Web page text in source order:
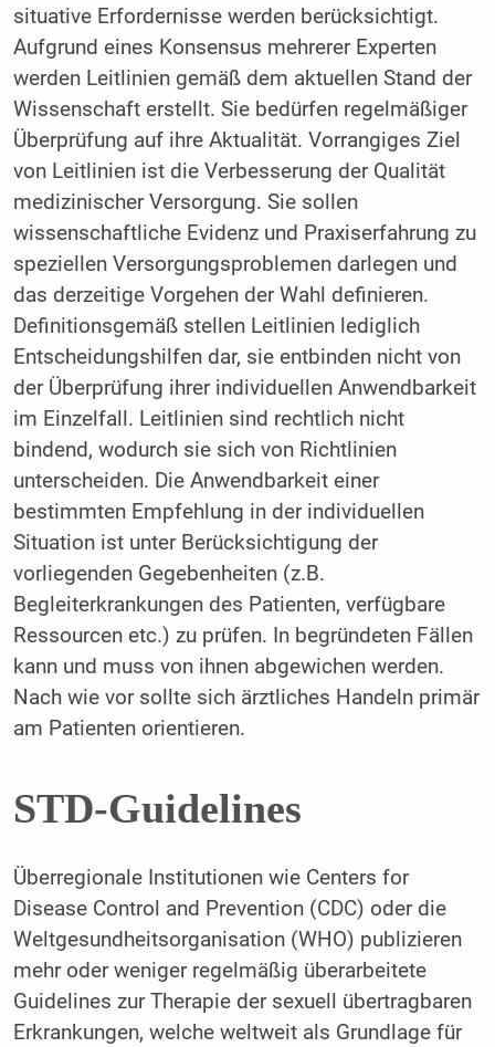
situative Erfordernisse werden berücksichtigt.
Aufgrund eines Konsensus mehrerer Experten
werden Leitlinien gemäß dem aktuellen Stand der
Wissenschaft erstellt. Sie bedürfen regelmäßiger
Überprüfung auf ihre Aktualität. Vorrangiges Ziel
von Leitlinien ist die Verbesserung der Qualität
medizinischer Versorgung. Sie sollen
wissenschaftliche Evidenz und Praxiserfahrung zu
speziellen Versorgungsproblemen darlegen und
das derzeitige Vorgehen der Wahl definieren.
Definitionsgemäß stellen Leitlinien lediglich
Entscheidungshilfen dar, sie entbinden nicht von
der Überprüfung ihrer individuellen Anwendbarkeit
im Einzelfall. Leitlinien sind rechtlich nicht
bindend, wodurch sie sich von Richtlinien
unterscheiden. Die Anwendbarkeit einer
bestimmten Empfehlung in der individuellen
Situation ist unter Berücksichtigung der
vorliegenden Gegebenheiten (z.B.
Begleiterkrankungen des Patienten, verfügbare
Ressourcen etc.) zu prüfen. In begründeten Fällen
kann und muss von ihnen abgewichen werden.
Nach wie vor sollte sich ärztliches Handeln primär
am Patienten orientieren.
STD-Guidelines
Überregionale Institutionen wie Centers for
Disease Control and Prevention (CDC) oder die
Weltgesundheitsorganisation (WHO) publizieren
mehr oder weniger regelmäßig überarbeitete
Guidelines zur Therapie der sexuell übertragbaren
Erkrankungen, welche weltweit als Grundlage für